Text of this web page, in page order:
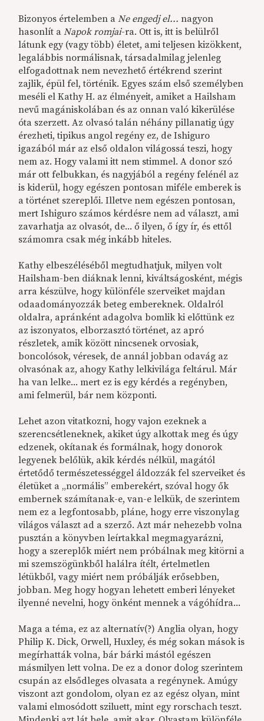
Bizonyos értelemben aNe engedj el... nagyon
hasonlít aNapok romjai-ra. Ott is, itt is belülről
látunk egy (vagy több) életet, ami teljesen kizökkent,
legalábbis normálisnak, társadalmilag jelenleg
elfogadottnak nem nevezhető értékrend szerint
zajlik, épül fel, történik. Egyes szám első személyben
meséli el Kathy H. az élményeit, amiket a Hailsham
nevű magániskolában és az onnan való kikerülése
óta szerzett. Az olvasó talán néhány pillanatig úgy
érezheti, tipikus angol regény ez, de Ishiguro
igazából már az első oldalon világossá teszi, hogy
nem az. Hogy valami itt nem stimmel. A donor szó
már ott felbukkan, és nagyjából a regény felénél az
is kiderül, hogy egészen pontosan miféle emberek is
a történet szereplői. Illetve nem egészen pontosan,
mert Ishiguro számos kérdésre nem ad választ, ami
zavarhatja az olvasót, de... ő ilyen, ő így ír, és ettől
számomra csak még inkább hiteles.
Kathy elbeszéléséből megtudhatjuk, milyen volt
Hailsham-ben diáknak lenni, kiváltságosként, mégis
arra készülve, hogy különféle szerveiket majdan
odaadományozzák beteg embereknek. Oldalról
oldalra, apránként adagolva bomlik ki előttünk ez
az iszonyatos, elborzasztó történet, az apró
részletek, amik között nincsenek orvosiak,
boncolósok, véresek, de annál jobban odavág az
olvasónak az, ahogy Kathy lelkivilága feltárul. Már
ha van lelke... mert ez is egy kérdés a regényben,
ami felmerül, bár nem központi.
Lehet azon vitatkozni, hogy vajon ezeknek a
szerencsétleneknek, akiket úgy alkottak meg és úgy
edzenek, okítanak és formálnak, hogy donorok
legyenek belőlük, akik kérdés nélkül, magától
értetődő természetességgel áldozzák fel szerveiket és
életüket a „normális” emberekért, szóval hogy ők
embernek számítanak-e, van-e lelkük, de szerintem
nem ez a legfontosabb, pláne, hogy erre viszonylag
világos választ ad a szerző. Azt már nehezebb volna
pusztán a könyvben leírtakkal megmagyarázni,
hogy a szereplők miért nem próbálnak meg kitörni a
mi szemszögünkből halálra ítélt, értelmetlen
létükből, vagy miért nem próbálják erősebben,
jobban. Meg hogy hogyan lehetett emberi lényeket
ilyenné nevelni, hogy önként mennek a vágóhídra...
Maga a téma, ez az alternatív(?) Anglia olyan, hogy
Philip K. Dick, Orwell, Huxley, és még sokan mások is
megírhatták volna, bár bárki mástól egészen
másmilyen lett volna. De ez a donor dolog szerintem
csupán az elsődleges olvasata a regénynek. Amúgy
viszont azt gondolom, olyan ez az egész olyan, mint
valami elmosódott sziluett, mint egy rorschach teszt.